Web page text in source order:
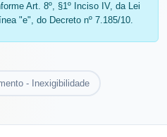
- Inexigibilidade
Art. 8º, §1º Inciso IV, da Lei
"e", do Decreto nº 7.185/10.